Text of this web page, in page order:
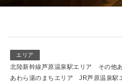
エリア
北陸新幹線芦原温泉駅エリア
その他
あわら湯のまちエリア
JR芦原温泉駅